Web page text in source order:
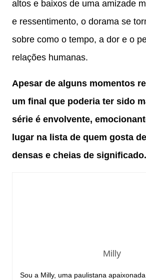
altos e baixos de uma amizade
e ressentimento, o dorama se
sobre como o tempo, a dor e o
relações humanas.
Apesar de alguns momentos
um final que poderia ter sido
série é envolvente,
lugar na lista de quem gosta
densas e cheias de significado.
Milly
Sou a Milly, uma paulistana